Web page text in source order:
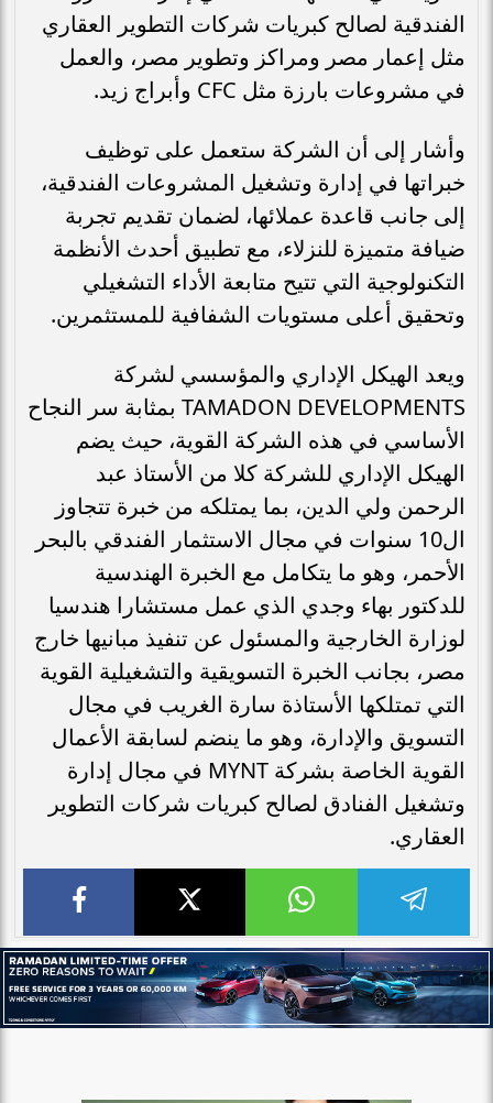
الفندقية لصالح كبريات شركات التطوير العقاري
مثل إعمار مصر ومراكز وتطوير مصر، والعمل
في مشروعات بارزة مثل CFC وأبراج زيد.
وأشار إلى أن الشركة ستعمل على توظيف
خبراتها في إدارة وتشغيل المشروعات الفندقية،
إلى جانب قاعدة عملائها، لضمان تقديم تجربة
ضيافة متميزة للنزلاء، مع تطبيق أحدث الأنظمة
التكنولوجية التي تتيح متابعة الأداء التشغيلي
وتحقيق أعلى مستويات الشفافية للمستثمرين.
ويعد الهيكل الإداري والمؤسسي لشركة
TAMADON DEVELOPMENTS بمثابة سر النجاح
الأساسي في هذه الشركة القوية، حيث يضم
الهيكل الإداري للشركة كلا من الأستاذ عبد
الرحمن ولي الدين، بما يمتلكه من خبرة تتجاوز
ال10 سنوات في مجال الاستثمار الفندقي بالبحر
الأحمر، وهو ما يتكامل مع الخبرة الهندسية
للدكتور بهاء وجدي الذي عمل مستشارا هندسيا
لوزارة الخارجية والمسئول عن تنفيذ مبانيها خارج
مصر، بجانب الخبرة التسويقية والتشغيلية القوية
التي تمتلكها الأستاذة سارة الغريب في مجال
التسويق والإدارة، وهو ما ينضم لسابقة الأعمال
القوية الخاصة بشركة MYNT في مجال إدارة
وتشغيل الفنادق لصالح كبريات شركات التطوير
العقاري.